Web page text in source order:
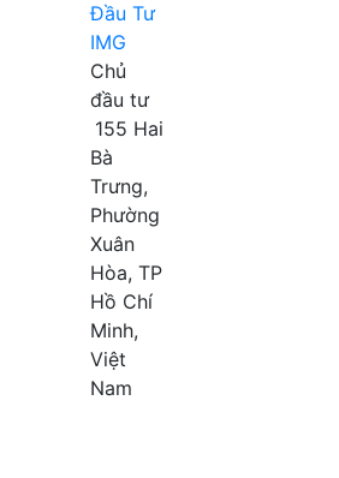
Đầu Tư
IMG
Chủ
đầu tư
155 Hai
Bà
Trưng,
Phường
Xuân
Hòa, TP
Hồ Chí
Minh,
Việt
Nam